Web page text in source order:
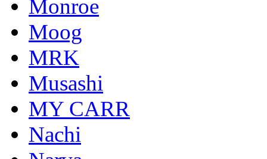
Monroe
Moog
MRK
Musashi
MY CARR
Nachi